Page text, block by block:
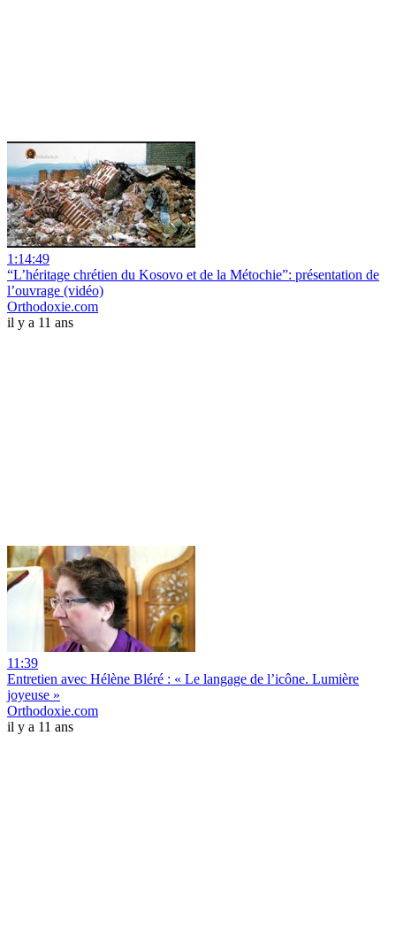
1:14:49
“L’héritage chrétien du Kosovo et de la Métochie”: présentation de
l’ouvrage (vidéo)
Orthodoxie.com
il y a 11 ans
11:39
Entretien avec Hélène Bléré : « Le langage de l’icône. Lumière
joyeuse »
Orthodoxie.com
il y a 11 ans